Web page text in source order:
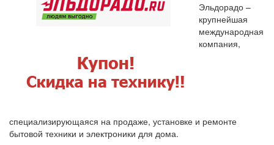
Эльдорадо –
крупнейшая
международная
компания,
специализирующаяся на продаже, установке и ремонте
бытовой техники и электроники для дома.